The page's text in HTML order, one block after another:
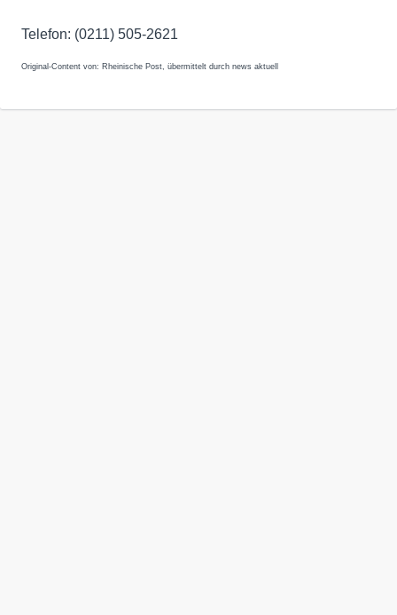
Telefon: (0211) 505-2621
Original-Content von: Rheinische Post, übermittelt durch news aktuell